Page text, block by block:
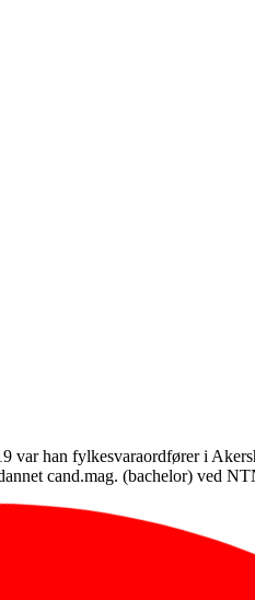
han fylkesvaraordfører i
cand.mag. (bachelor) ved